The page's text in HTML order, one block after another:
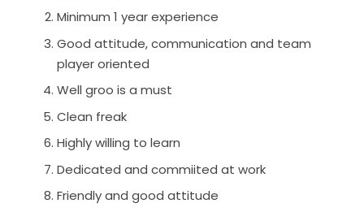
Minimum 1 year experience
Good attitude, communication and team
player oriented
Well groo is a must
Clean freak
Highly willing to learn
Dedicated and commiited at work
Friendly and good attitude